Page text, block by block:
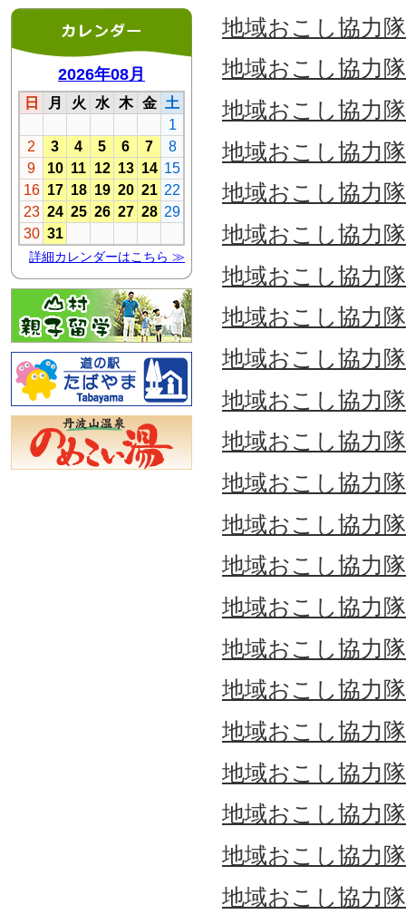
地域おこし協力
地域おこし協力
地域おこし協力
地域おこし協力
地域おこし協力
地域おこし協力
地域おこし協力
地域おこし協力
地域おこし協力
地域おこし協力
地域おこし協力
地域おこし協力
地域おこし協力
地域おこし協力
地域おこし協力
地域おこし協力
地域おこし協力
地域おこし協力
地域おこし協力
地域おこし協力
地域おこし協力
地域おこし協力